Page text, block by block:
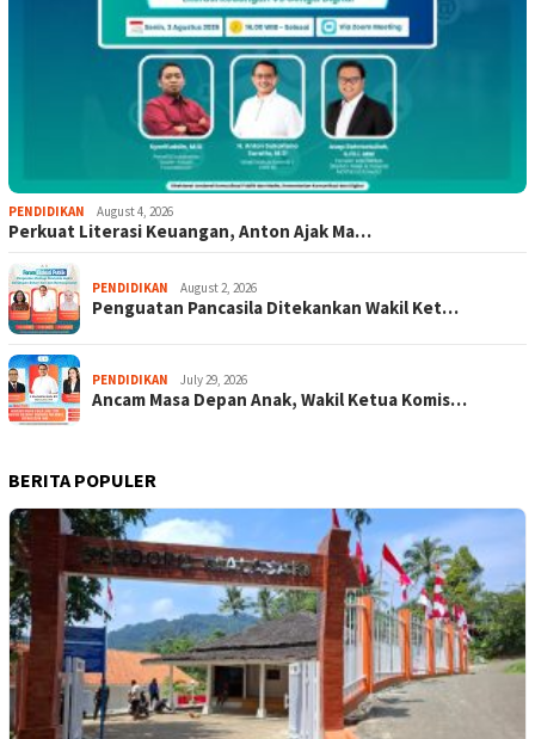
PENDIDIKAN August 4, 2026
Perkuat Literasi Keuangan, Anton Ajak Ma…
PENDIDIKAN August 2, 2026
Penguatan Pancasila Ditekankan Wakil Ket…
PENDIDIKAN July 29, 2026
Ancam Masa Depan Anak, Wakil Ketua Komis…
BERITA POPULER